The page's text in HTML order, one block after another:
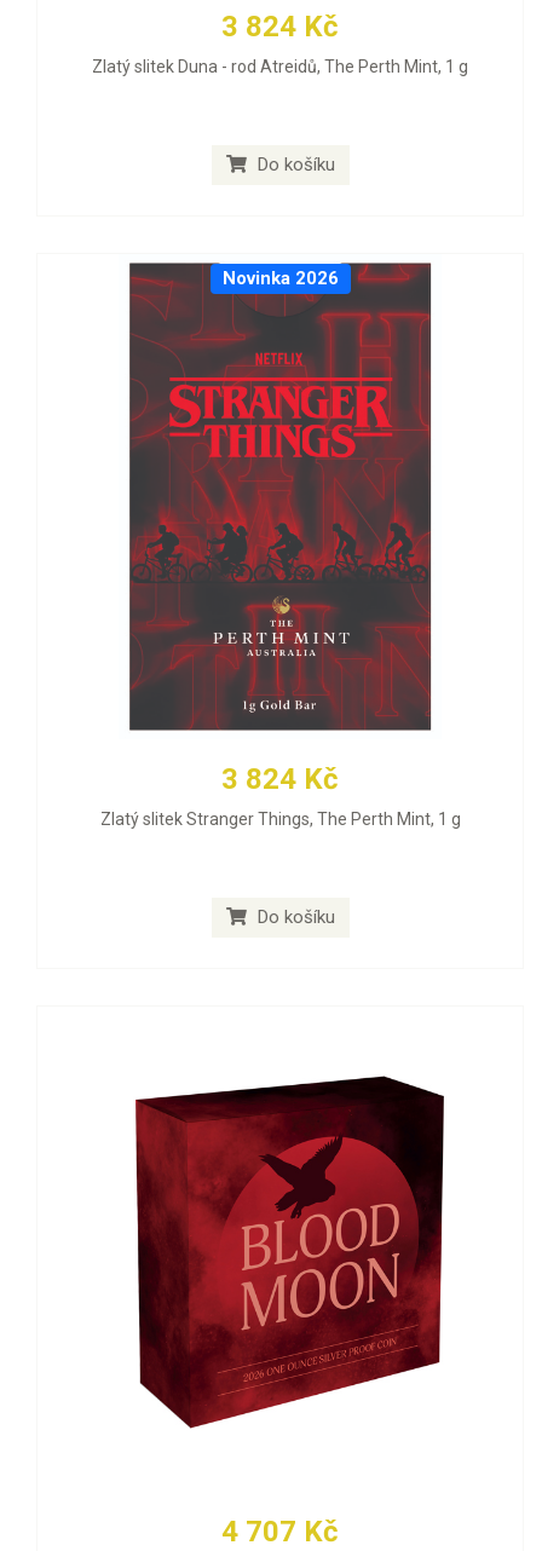
3 824 Kč
Zlatý slitek Duna - rod Atreidů, The Perth Mint, 1 g
Do košíku
Novinka 2026
3 824 Kč
Zlatý slitek Stranger Things, The Perth Mint, 1 g
Do košíku
4 707 Kč